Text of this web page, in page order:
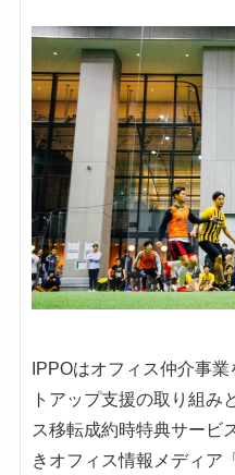
IPPOはオフィス仲介事
トアップ支援の取り組み
ス移転成約時特典サービ
きオフィス情報メディア